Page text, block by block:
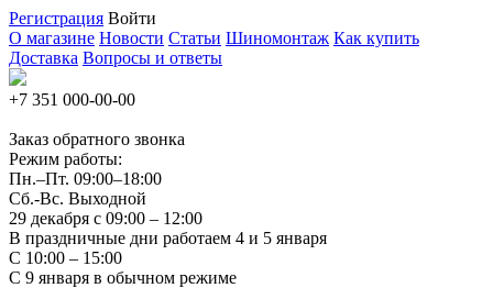
Регистрация Войти
О магазине Новости Статьи Шиномонтаж Как купить
Доставка Вопросы и ответы
+7 351 000-00-00
Заказ обратного звонка
Режим работы:
Пн.–Пт. 09:00–18:00
Сб.-Вс. Выходной
29 декабря с 09:00 – 12:00
В праздничные дни работаем 4 и 5 января
С 10:00 – 15:00
С 9 января в обычном режиме